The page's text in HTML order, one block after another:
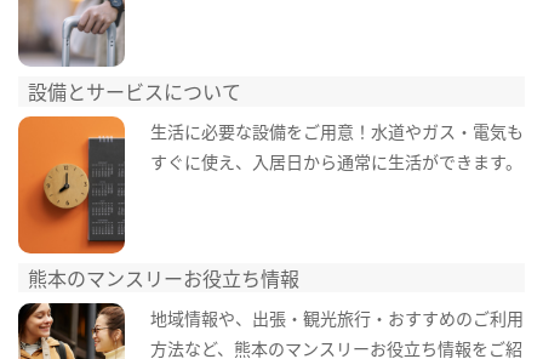
設備とサービスについて
生活に必要な設備をご用意！水道やガス・電気も
すぐに使え、入居日から通常に生活ができます。
熊本のマンスリーお役立ち情報
地域情報や、出張・観光旅行・おすすめのご利用
方法など、熊本のマンスリーお役立ち情報をご紹